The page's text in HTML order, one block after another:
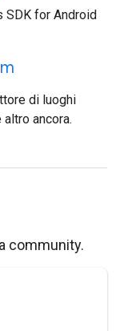
SDK for Android
di luoghi
ancora.
community.